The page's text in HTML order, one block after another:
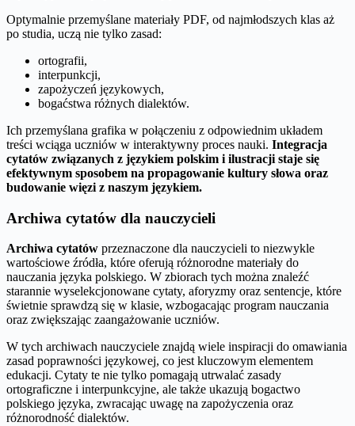
Optymalnie przemyślane materiały PDF, od najmłodszych klas aż
po studia, uczą nie tylko zasad:
ortografii,
interpunkcji,
zapożyczeń językowych,
bogaćstwa różnych dialektów.
Ich przemyślana grafika w połączeniu z odpowiednim układem
treści wciąga uczniów w interaktywny proces nauki. Integracja
cytatów związanych z językiem polskim i ilustracji staje się
efektywnym sposobem na propagowanie kultury słowa oraz
budowanie więzi z naszym językiem.
Archiwa cytatów dla nauczycieli
Archiwa cytatów przeznaczone dla nauczycieli to niezwykle
wartościowe źródła, które oferują różnorodne materiały do
nauczania języka polskiego. W zbiorach tych można znaleźć
starannie wyselekcjonowane cytaty, aforyzmy oraz sentencje, które
świetnie sprawdzą się w klasie, wzbogacając program nauczania
oraz zwiększając zaangażowanie uczniów.
W tych archiwach nauczyciele znajdą wiele inspiracji do omawiania
zasad poprawności językowej, co jest kluczowym elementem
edukacji. Cytaty te nie tylko pomagają utrwalać zasady
ortograficzne i interpunkcyjne, ale także ukazują bogactwo
polskiego języka, zwracając uwagę na zapożyczenia oraz
różnorodność dialektów.